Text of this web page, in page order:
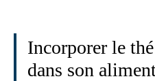
Incorporer le
dans son